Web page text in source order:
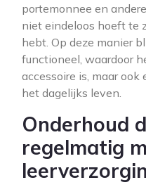
portemonnee en
niet eindeloos hoeft te
hebt. Op deze manier
functioneel, waardoor
accessoire is, maar
het dagelijks leven.
Onderhoud
regelmatig